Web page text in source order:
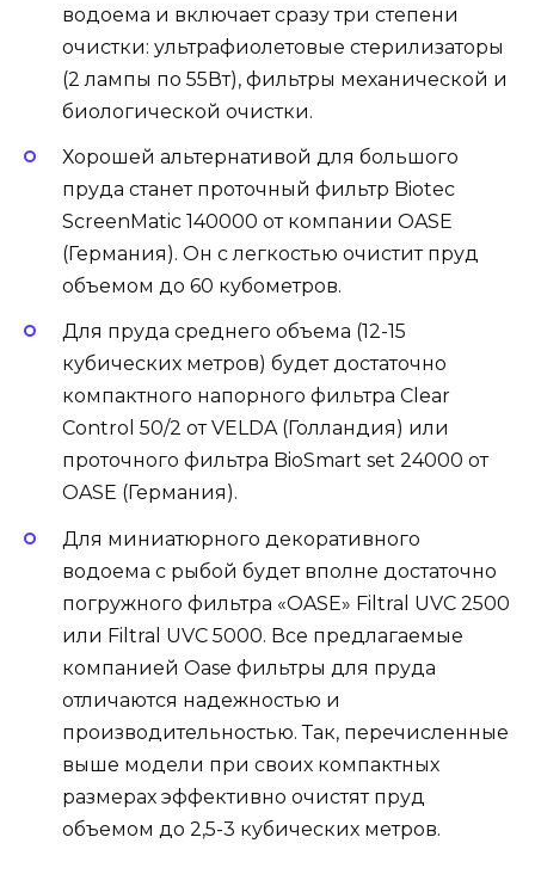
водоема и включает сразу три степени
очистки: ультрафиолетовые стерилизаторы
(2 лампы по 55Вт), фильтры механической и
биологической очистки.
Хорошей альтернативой для большого
пруда станет проточный фильтр Biotec
ScreenMatic 140000 от компании OASE
(Германия). Он с легкостью очистит пруд
объемом до 60 кубометров.
Для пруда среднего объема (12-15
кубических метров) будет достаточно
компактного напорного фильтра Clear
Control 50/2 от VELDA (Голландия) или
проточного фильтра BioSmart set 24000 от
OASE (Германия).
Для миниатюрного декоративного
водоема с рыбой будет вполне достаточно
погружного фильтра «OASE» Filtral UVC 2500
или Filtral UVC 5000. Все предлагаемые
компанией Oase фильтры для пруда
отличаются надежностью и
производительностью. Так, перечисленные
выше модели при своих компактных
размерах эффективно очистят пруд
объемом до 2,5-3 кубических метров.